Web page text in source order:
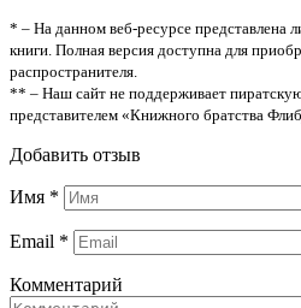
* – На данном веб-ресурсе представлена
книги. Полная версия доступна для
распространителя.
** – Наш сайт не поддерживает пиратскую
представителем «Книжного братства
Добавить отзыв
Имя *
Email *
Комментарий